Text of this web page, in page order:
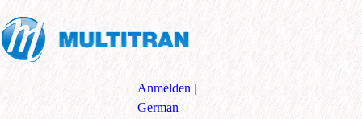
Anmelden |
German |